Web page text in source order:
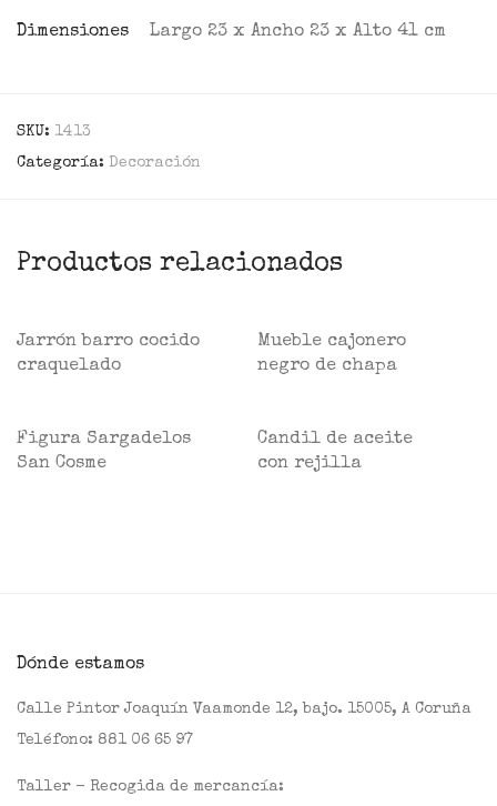
Dimensiones Largo 23 x Ancho 23 x Alto 41 cm
SKU: 1413
Categoría: Decoración
Productos relacionados
Jarrón barro cocido
craquelado
Mueble cajonero
negro de chapa
Figura Sargadelos
San Cosme
Candil de aceite
con rejilla
Dónde estamos
Calle Pintor Joaquín Vaamonde 12, bajo. 15005, A Coruña
Teléfono: 881 06 65 97
Taller - Recogida de mercancía: